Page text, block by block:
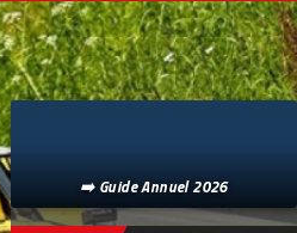
➡️ Guide Annuel 2026